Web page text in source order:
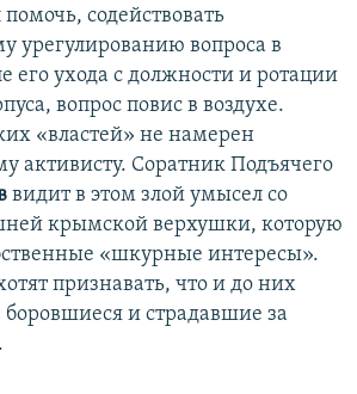
содействовать
урегулированию вопроса в
его ухода с должности и ротации
вопрос повис в воздухе.
«властей» не намерен
активисту. Соратник Подъячего
видит в этом злой умысел со
крымской верхушки, которую
«шкурные интересы».
признавать, что и до них
и страдавшие за